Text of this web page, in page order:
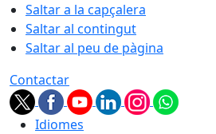
Saltar a la capçalera
Saltar al contingut
Saltar al peu de pàgina
Contactar
Idiomes